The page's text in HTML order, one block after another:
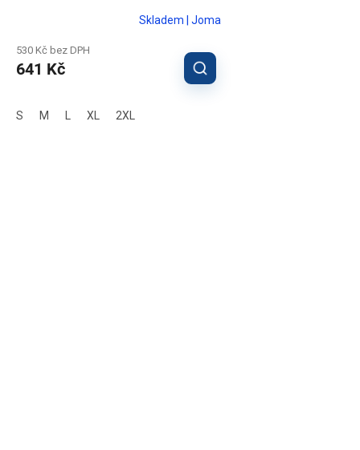
Skladem | Joma
530 Kč bez DPH
641 Kč
S M XL 2XL